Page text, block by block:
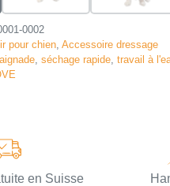
0002
pour chien Accessoire dressage
séchage rapide travail à
en Suisse